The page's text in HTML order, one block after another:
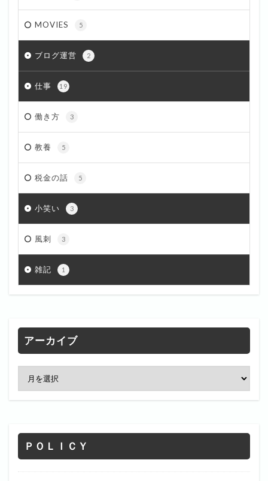
MOVIES 5
ブログ運営 2
仕事 19
働き方 3
教養 5
税金の話 5
小笑い 3
風刺 3
雑記 1
アーカイブ
ＰＯＬＩＣＹ